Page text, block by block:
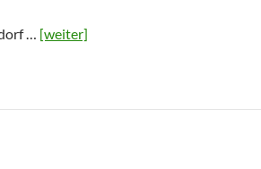
… [weiter]